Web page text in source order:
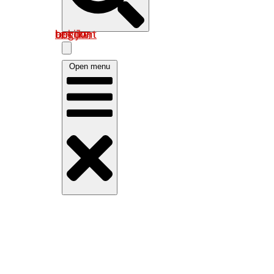
Log in om uw account te bekijken
Open menu